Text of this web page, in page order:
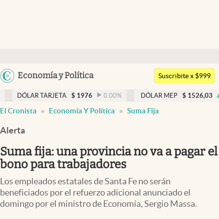
Argentina
Uruguay
Economía y Política
Members
Economía y Política
Finanzas y Mercados
Mercados Online
Negocios
Columnistas
Otras secciones
Apertura
Suscribite x $999
TARJETA $ 1976 0.00% DÓLAR MEP $ 1526,03 0.43%
El Cronista Economía Y Política Suma Fija
Alerta
Suma fija: una provincia no va a pagar el
bono para trabajadores
Los empleados estatales de Santa Fe no serán
beneficiados por el refuerzo adicional anunciado el
domingo por el ministro de Economía, Sergio Massa.